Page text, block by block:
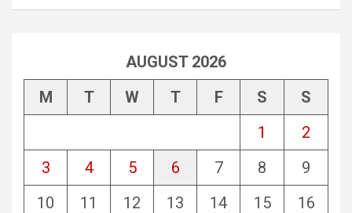
AUGUST 2026
M
T W T F S
S
1
2
3
4 5 6 7 8
9
10
11 12 13 14 15
16